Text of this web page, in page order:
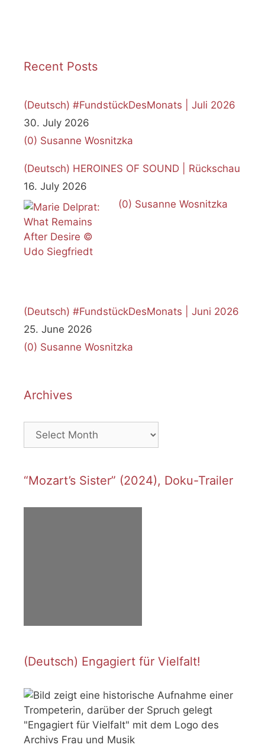
Recent Posts
(Deutsch) #FundstückDesMonats | Juli 2026
30. July 2026
(0) Susanne Wosnitzka
(Deutsch) HEROINES OF SOUND | Rückschau
16. July 2026
(0) Susanne Wosnitzka
(Deutsch) #FundstückDesMonats | Juni 2026
25. June 2026
(0) Susanne Wosnitzka
Archives
Archives
“Mozart’s Sister” (2024), Doku-Trailer
(Deutsch) Engagiert für Vielfalt!